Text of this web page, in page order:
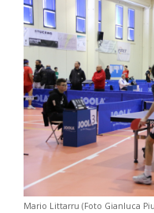
Mario Littarru (Foto Gianluca